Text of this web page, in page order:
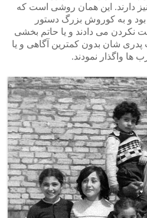
دارند. این همان روشی است که
بود و به کوروش بزرگ دستور
نکردن می دادند و یا حاتم بخشی
پدری شان بدون کمترین آگاهی و یا
ها واگذار نمودند.